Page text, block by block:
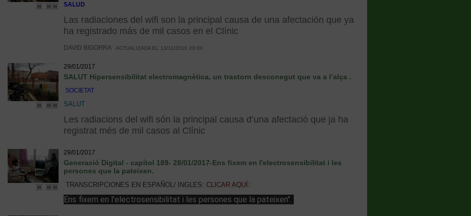
SALUD
Las radiaciones del wifi son la principal causa de una afectación que ya
ha registrado más de mil casos en el Clínic
DAVID BIGORRA ACTUALIZADA EL 13/11/2016 23:00
29/01/2017
SALUT Hipersensibilitat electromagnètica, un trastorn desconegut que va a l’alça .
SOCIETAT
SALUT
Les radiacions del wifi són la principal causa d’una afectació que ja ha
registrat més de mil casos al Clínic
29/01/2017
Generació Digital - capítol 189- 28/01/2017-Ens fixem en l'electrosensibilitat i les
persones que la pateixen.
TRANSCRIPCIONES EN ESPAÑOL/ INGLES: CLICAR AQUÍ:
Ens fixem en l'electrosensibilitat i les persones que la pateixen".